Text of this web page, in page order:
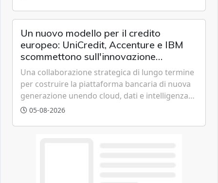
Un nuovo modello per il credito
europeo: UniCredit, Accenture e IBM
scommettono sull'innovazione
tecnologica
Una collaborazione strategica di lungo termine
per costruire la piattaforma bancaria di nuova
generazione unendo cloud, dati e intelligenza
artificiale.
05-08-2026